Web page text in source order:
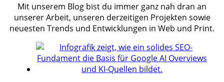
Mit unserem Blog bist du immer ganz nah dran an
unserer Arbeit, unseren derzeitigen Projekten sowie
neuesten Trends und Entwicklungen in Web und Print.